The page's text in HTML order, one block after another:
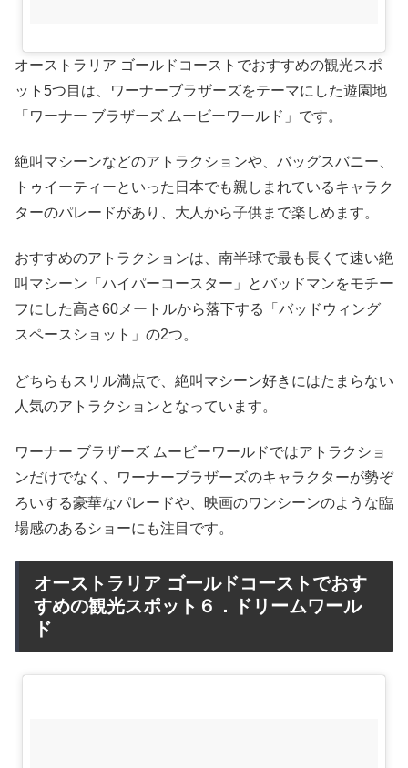
オーストラリア ゴールドコーストでおすすめの観光スポ
ット5つ目は、ワーナーブラザーズをテーマにした遊園地
「ワーナー ブラザーズ ムービーワールド」です。
絶叫マシーンなどのアトラクションや、バッグスバニー、
トゥイーティーといった日本でも親しまれているキャラク
ターのパレードがあり、大人から子供まで楽しめます。
おすすめのアトラクションは、南半球で最も長くて速い絶
叫マシーン「ハイパーコースター」とバッドマンをモチー
フにした高さ60メートルから落下する「バッドウィング
スペースショット」の2つ。
どちらもスリル満点で、絶叫マシーン好きにはたまらない
人気のアトラクションとなっています。
ワーナー ブラザーズ ムービーワールドではアトラクショ
ンだけでなく、ワーナーブラザーズのキャラクターが勢ぞ
ろいする豪華なパレードや、映画のワンシーンのような臨
場感のあるショーにも注目です。
オーストラリア ゴールドコーストでおす
すめの観光スポット６．ドリームワール
ド